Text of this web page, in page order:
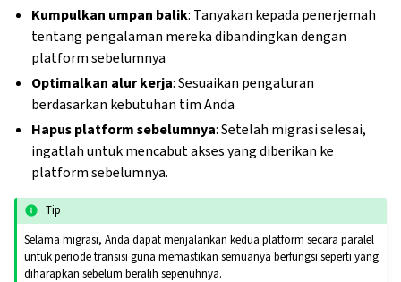
Kumpulkan umpan balik: Tanyakan kepada penerjemah
tentang pengalaman mereka dibandingkan dengan
platform sebelumnya
Optimalkan alur kerja: Sesuaikan pengaturan
berdasarkan kebutuhan tim Anda
Hapus platform sebelumnya: Setelah migrasi selesai,
ingatlah untuk mencabut akses yang diberikan ke
platform sebelumnya.
Tip
Selama migrasi, Anda dapat menjalankan kedua platform secara paralel
untuk periode transisi guna memastikan semuanya berfungsi seperti yang
diharapkan sebelum beralih sepenuhnya.